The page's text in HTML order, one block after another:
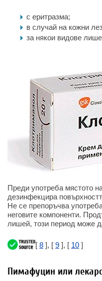
с еритразма;
в случай на кожни
за някои видове
Преди употреба мястото
дезинфекцира
Не се препоръчва
неговите компоненти.
лишей, този период може
[ 8 ], [ 9 ], [ 10 ]
Пимафуцин или